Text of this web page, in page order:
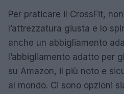
Per praticare il CrossFit,
l’attrezzatura giusta e lo
anche un abbigliamento
l’abbigliamento adatto per
su Amazon, il più noto e
al mondo. Ci sono opzioni